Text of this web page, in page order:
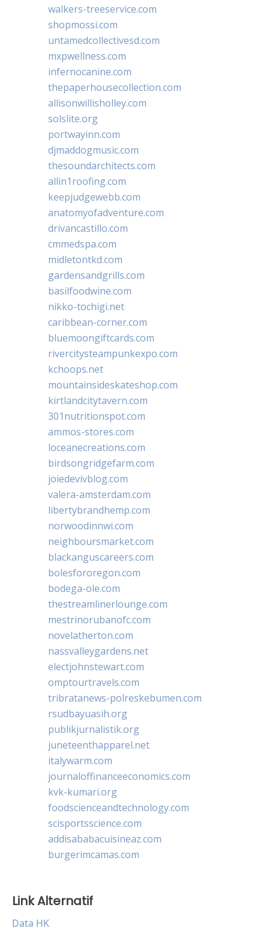
walkers-treeservice.com
shopmossi.com
untamedcollectivesd.com
mxpwellness.com
infernocanine.com
thepaperhousecollection.com
allisonwillisholley.com
solslite.org
portwayinn.com
djmaddogmusic.com
thesoundarchitects.com
allin1roofing.com
keepjudgewebb.com
anatomyofadventure.com
drivancastillo.com
cmmedspa.com
midletontkd.com
gardensandgrills.com
basilfoodwine.com
nikko-tochigi.net
caribbean-corner.com
bluemoongiftcards.com
rivercitysteampunkexpo.com
kchoops.net
mountainsideskateshop.com
kirtlandcitytavern.com
301nutritionspot.com
ammos-stores.com
loceanecreations.com
birdsongridgefarm.com
joiedevivblog.com
valera-amsterdam.com
libertybrandhemp.com
norwoodinnwi.com
neighboursmarket.com
blackanguscareers.com
bolesfororegon.com
bodega-ole.com
thestreamlinerlounge.com
mestrinorubanofc.com
novelatherton.com
nassvalleygardens.net
electjohnstewart.com
omptourtravels.com
tribratanews-polreskebumen.com
rsudbayuasih.org
publikjurnalistik.org
juneteenthapparel.net
italywarm.com
journaloffinanceeconomics.com
kvk-kumari.org
foodscienceandtechnology.com
scisportsscience.com
addisababacuisineaz.com
burgerimcamas.com
Link Alternatif
Data HK